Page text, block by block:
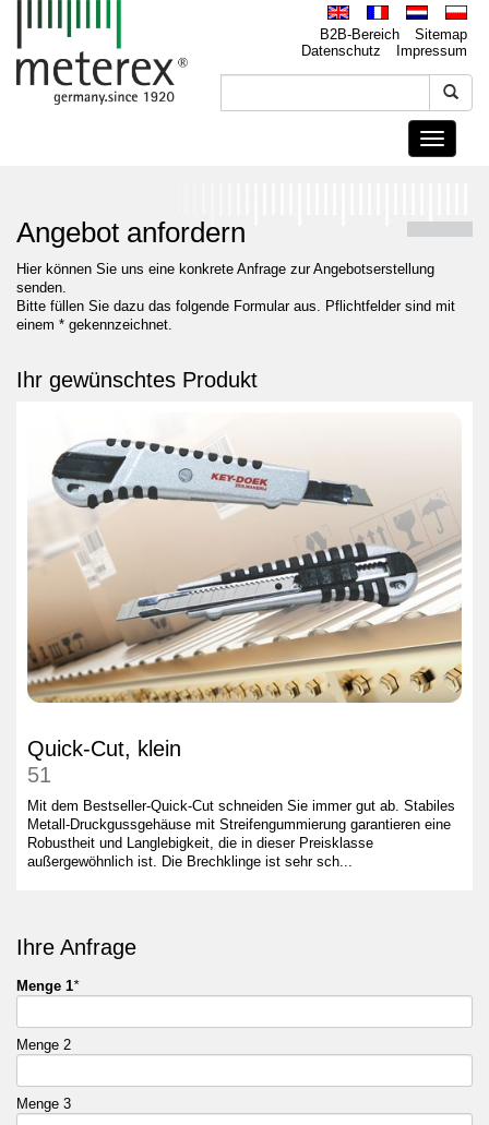
B2B-Bereich
Sitemap
Datenschutz
Impressum
Toggle
Angebot anfordern
Hier können Sie uns eine konkrete Anfrage zur Angebotserstellung
senden.
Bitte füllen Sie dazu das folgende Formular aus. Pflichtfelder sind mit
einem * gekennzeichnet.
Ihr gewünschtes Produkt
Quick-Cut, klein
51
Mit dem Bestseller-Quick-Cut schneiden Sie immer gut ab. Stabiles
Metall-Druckgussgehäuse mit Streifengummierung garantieren eine
Robustheit und Langlebigkeit, die in dieser Preisklasse
außergewöhnlich ist. Die Brechklinge ist sehr sch...
Ihre Anfrage
Menge 1*
Menge 2
Menge 3